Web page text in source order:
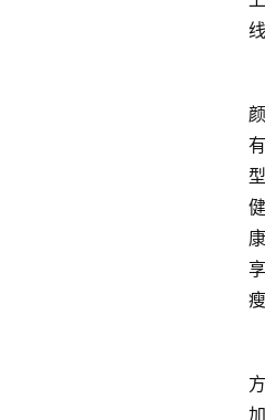
线
颜
有
型
健
康
享
瘦
方
加